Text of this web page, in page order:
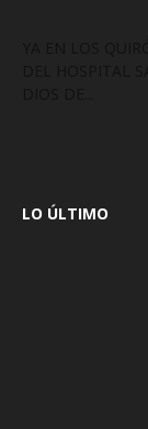
LO ÚLTIMO